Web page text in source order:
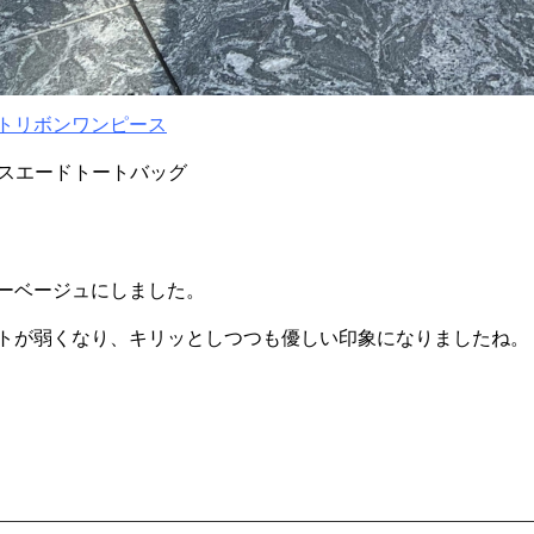
リボンワンピース
エードトートバッグ
ージュにしました。
が弱くなり、キリッとしつつも優しい印象になりましたね。